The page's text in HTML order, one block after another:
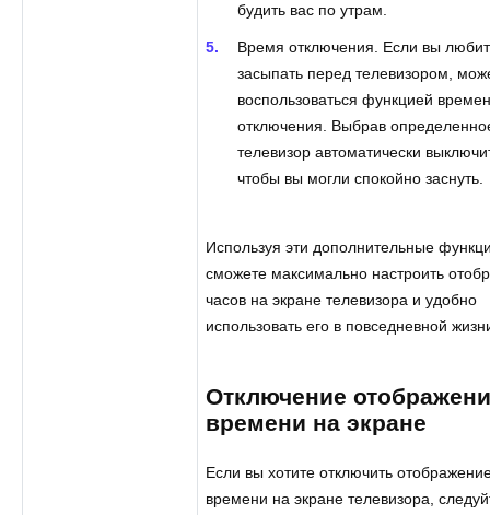
будить вас по утрам.
Время отключения. Если вы
засыпать перед телевизором,
воспользоваться функцией
отключения. Выбрав
телевизор автоматически
чтобы вы могли спокойно заснуть.
Используя эти дополнительные
сможете максимально настроить
часов на экране телевизора и удобно
использовать его в повседневной
Отключение
времени на экране
Если вы хотите отключить
времени на экране телевизора,